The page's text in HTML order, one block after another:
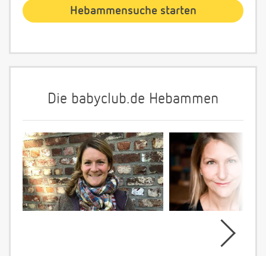
Die babyclub.de Hebammen